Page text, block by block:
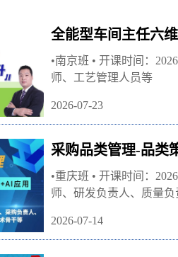
全能型车间主任六
•南京班 • 开课时间：
师、工艺管理人员等
2026-07-23
采购品类管理-品类
•重庆班 • 开课时间：
师、研发负责人、质量
2026-07-14